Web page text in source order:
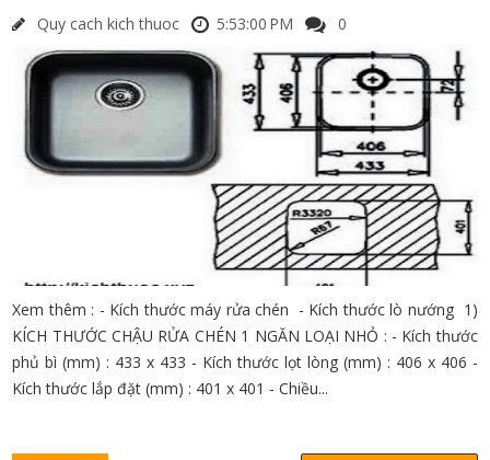
Quy cach kich thuoc 5:53:00 PM 0
Xem thêm : - Kích thước máy rửa chén - Kích thước lò nướng 1)
KÍCH THƯỚC CHẬU RỬA CHÉN 1 NGĂN LOẠI NHỎ : - Kích thước
phủ bì (mm) : 433 x 433 - Kích thước lọt lòng (mm) : 406 x 406 -
Kích thước lắp đặt (mm) : 401 x 401 - Chiều...